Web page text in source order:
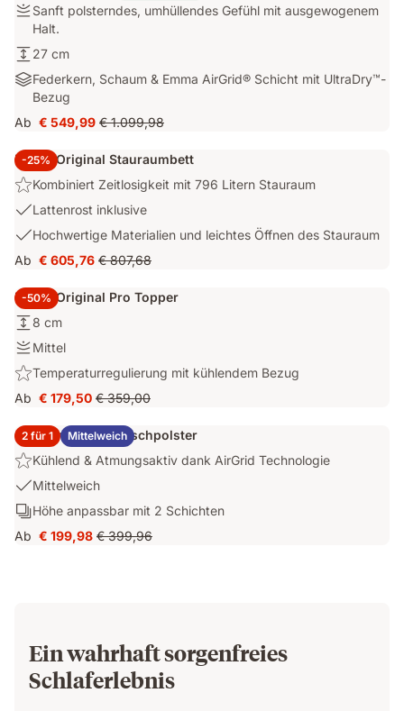
Festigkeit:
Sanft
polsterndes,
umhüllendes
Gefühl
ausgewogenem
Sanft polsterndes, umhüllendes Gefühl mit ausgewogenem
Halt.
Höhe:
27
cm
27 cm
Materialien:
Federkern,
Schaum
&
Emma
AirGrid®
Schicht
mit
Bezug
Federkern, Schaum & Emma AirGrid® Schicht mit UltraDry™-
Bezug
Ab Preis
€ 549,99
€ 549,99 Ursprünglicher
€ 1.099,98
€ 1.099,98
-25%
Emma Original Stauraumbett
Highlight:
Kombiniert
Zeitlosigkeit
mit
796
Stauraum
Kombiniert Zeitlosigkeit mit 796 Litern Stauraum
USP
Lattenrost
inklusive
Lattenrost inklusive
USP
3:
Hochwertige
Materialien
und
leichtes
Öffnen
Stauraum
Hochwertige Materialien und leichtes Öffnen des Stauraum
Ab Preis
€ 605,76
€ 605,76 Ursprünglicher
€ 807,68
€ 807,68
-50%
Emma Original Pro Topper
Höhe:
8
cm
8 cm
Festigkeit:
Mittel
Mittel
Highlight:
Temperaturregulierung
mit
kühlendem
Bezug
Temperaturregulierung mit kühlendem Bezug
Ab Preis
€ 179,50
€ 179,50 Ursprünglicher
Preis
€ 359,00
€ 359,00
2 für 1 Mittelweich
2x Emma Elite Flauschpolster
Highlight:
Kühlend
&
Atmungsaktiv
dank
Kühlend & Atmungsaktiv dank AirGrid Technologie
USP
1:
Mittelweich
Mittelweich
Schichten:
Höhe
anpassbar
Höhe anpassbar mit 2 Schichten
Ab Preis
€ 199,98 Ursprünglicher
€ 399,96
Ein wahrhaft sorgenfreies
Schlaferlebnis